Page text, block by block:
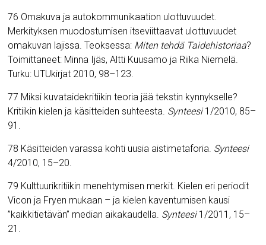
76 Omakuva ja autokommunikaation ulottuvuudet.
Merkityksen muodostumisen itseviittaavat ulottuvuudet
omakuvan lajissa. Teoksessa: Miten tehdä Taidehistoriaa?
Toimittaneet: Minna Ijäs, Altti Kuusamo ja Riika Niemelä.
Turku: UTUkirjat 2010, 98–123.
77 Miksi kuvataidekritiikin teoria jää tekstin kynnykselle?
Kritiikin kielen ja käsitteiden suhteesta. Synteesi1/2010, 85–
91.
78 Käsitteiden varassa kohti uusia aistimetaforia. Synteesi
4/2010, 15–20.
79 Kulttuurikritiikin menehtymisen merkit. Kielen eri periodit
Vicon ja Fryen mukaan – ja kielen kaventumisen kausi
”kaikkitietävän” median aikakaudella. Synteesi 1/2011, 15–
21.